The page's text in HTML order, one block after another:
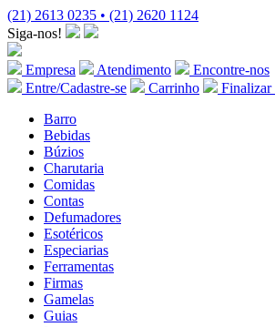
(21) 2613 0235 • (21) 2620 1124
Siga-nos!
Empresa Atendimento
Encontre-nos
Entre/Cadastre-se
Carrinho
Finalizar
Barro
Bebidas
Búzios
Charutaria
Comidas
Contas
Defumadores
Esotéricos
Especiarias
Ferramentas
Firmas
Gamelas
Guias